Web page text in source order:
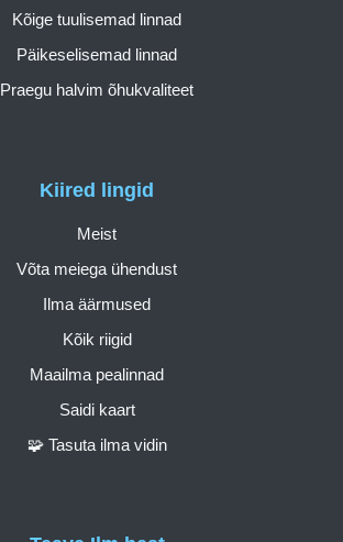
Kiired lingid
Meist
Võta meiega ühendust
Ilma äärmused
Kõik riigid
Maailma pealinnad
Saidi kaart
🧩 Tasuta ilma vidin
Kõige tuulisemad linnad
Päikeselisemad linnad
Praegu halvim õhukvaliteet